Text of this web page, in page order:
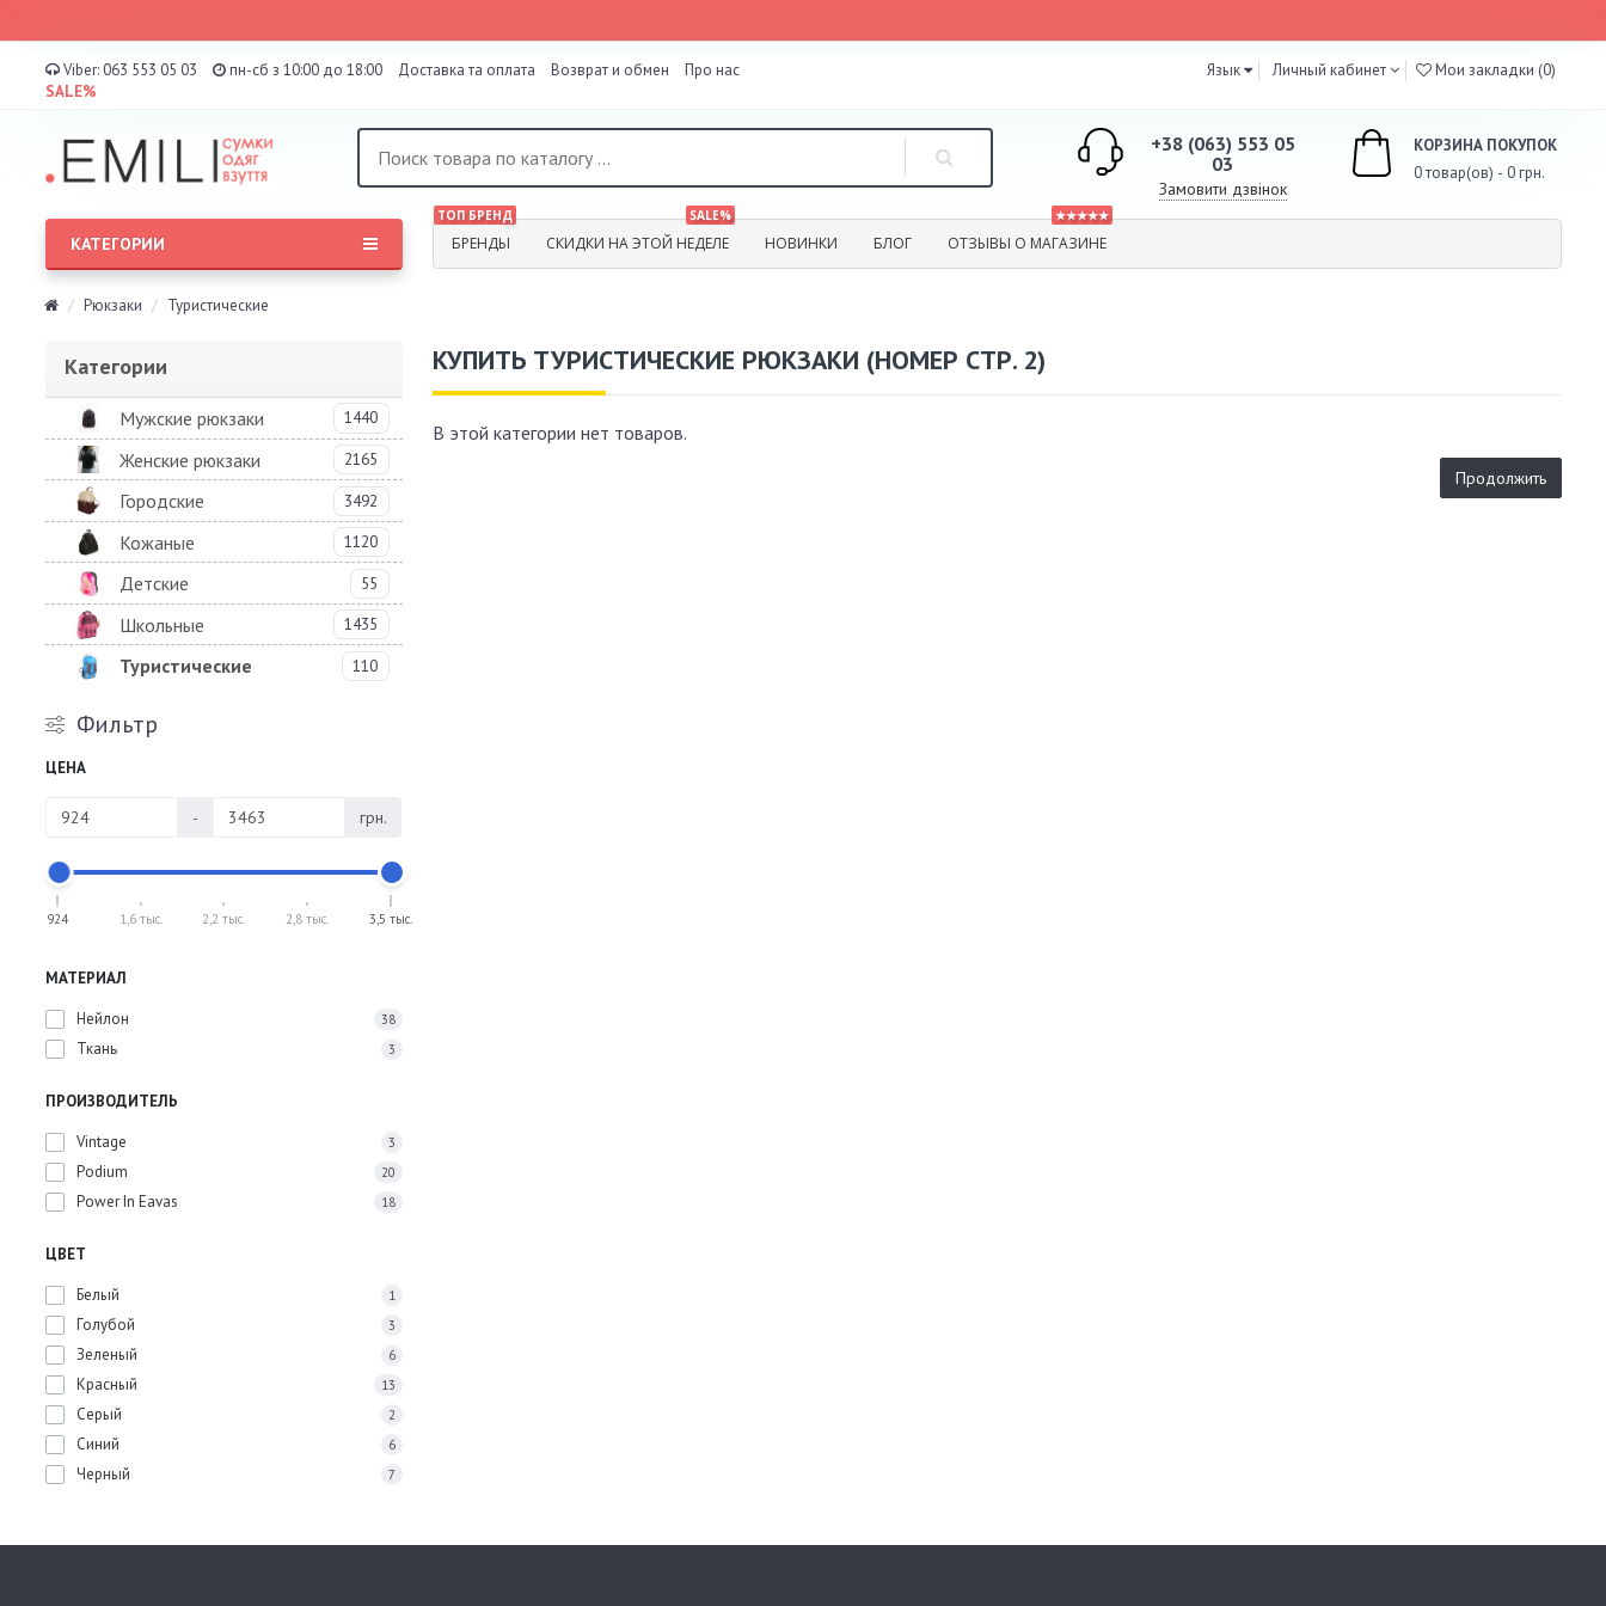
Viber: 063 553 05 03 пн-сб з 10:00 до 18:00 Доставка та оплата Возврат и обмен
Про нас
SALE%
Язык Личный кабинет Мои закладки (0)
+38 (063) 553 05
03
Замовити дзвінок
КОРЗИНА ПОКУПОК
0 товар(ов) - 0 грн.
ТОП БРЕНД
БРЕНДЫ
SALE%
СКИДКИ НА ЭТОЙ НЕДЕЛЕ НОВИНКИ БЛОГ
★★★★★
ОТЗЫВЫ О МАГАЗИНЕ
КАТЕГОРИИ
Рюкзаки Туристические
Категории
Мужские рюкзаки 1440
Женские рюкзаки 2165
Городские 3492
Кожаные 1120
Детские 55
Школьные 1435
Туристические 110
Фильтр
ЦЕНА
- грн.
924 1,6 тыс. 2,2 тыс. 2,8 тыс. 3,5 тыс.
МАТЕРИАЛ
Нейлон
38
Ткань 3
ПРОИЗВОДИТЕЛЬ
Vintage
3
Podium 20
Power In Eavas 18
ЦВЕТ
Белый
1
Голубой 3
Зеленый 6
Красный 13
Серый 2
Синий 6
Черный 7
КУПИТЬ ТУРИСТИЧЕСКИЕ РЮКЗАКИ (НОМЕР СТР. 2)
В этой категории нет товаров.
Продолжить